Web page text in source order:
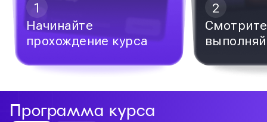
1
Начинайте
прохождение курса
2
Программа курса